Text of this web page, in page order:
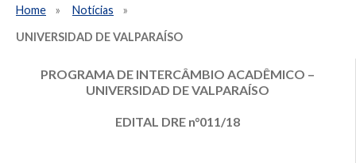
Home
Notícias
UNIVERSIDAD DE VALPARAÍSO
PROGRAMA DE INTERCÂMBIO ACADÊMICO –
UNIVERSIDAD DE VALPARAÍSO
EDITAL DRE n°011/18